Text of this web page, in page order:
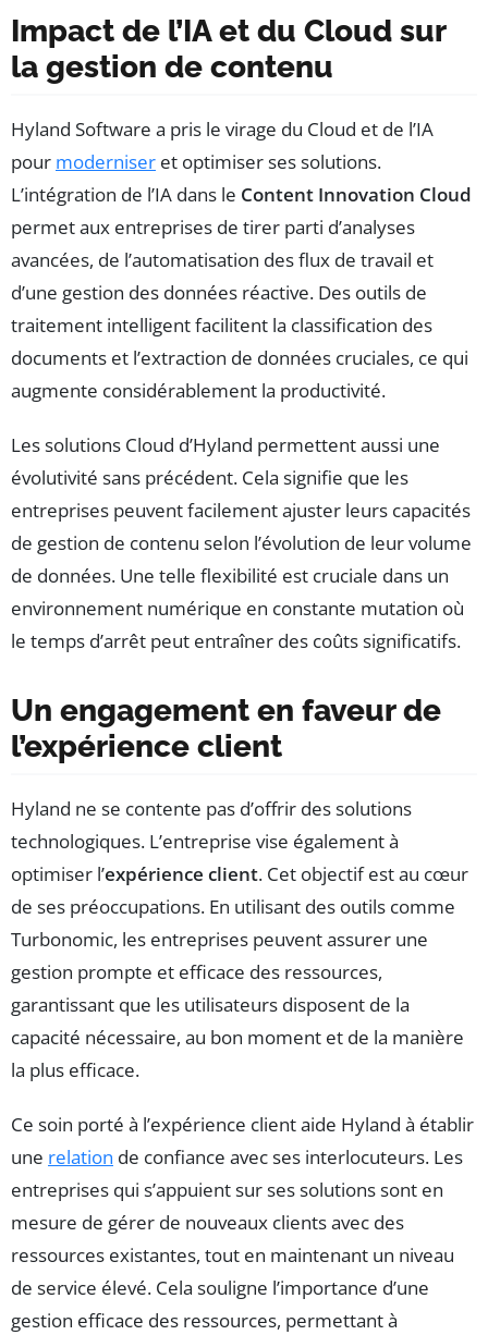
Impact de l’IA et du Cloud sur
la gestion de contenu
Hyland Software a pris le virage du Cloud et de l’IA
pour moderniser et optimiser ses solutions.
L’intégration de l’IA dans le Content Innovation Cloud
permet aux entreprises de tirer parti d’analyses
avancées, de l’automatisation des flux de travail et
d’une gestion des données réactive. Des outils de
traitement intelligent facilitent la classification des
documents et l’extraction de données cruciales, ce qui
augmente considérablement la productivité.
Les solutions Cloud d’Hyland permettent aussi une
évolutivité sans précédent. Cela signifie que les
entreprises peuvent facilement ajuster leurs capacités
de gestion de contenu selon l’évolution de leur volume
de données. Une telle flexibilité est cruciale dans un
environnement numérique en constante mutation où
le temps d’arrêt peut entraîner des coûts significatifs.
Un engagement en faveur de
l’expérience client
Hyland ne se contente pas d’offrir des solutions
technologiques. L’entreprise vise également à
optimiser l’expérience client. Cet objectif est au cœur
de ses préoccupations. En utilisant des outils comme
Turbonomic, les entreprises peuvent assurer une
gestion prompte et efficace des ressources,
garantissant que les utilisateurs disposent de la
capacité nécessaire, au bon moment et de la manière
la plus efficace.
Ce soin porté à l’expérience client aide Hyland à établir
une relation de confiance avec ses interlocuteurs. Les
entreprises qui s’appuient sur ses solutions sont en
mesure de gérer de nouveaux clients avec des
ressources existantes, tout en maintenant un niveau
de service élevé. Cela souligne l’importance d’une
gestion efficace des ressources, permettant à